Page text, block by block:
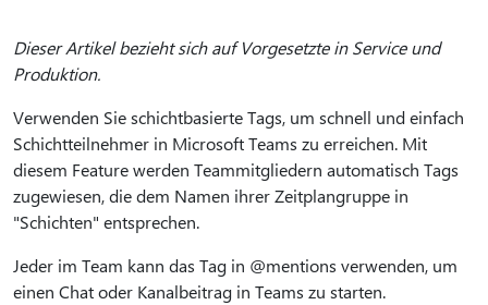
Dieser Artikel bezieht sich auf Vorgesetzte in Service und
Produktion.
Verwenden Sie schichtbasierte Tags, um schnell und einfach
Schichtteilnehmer in Microsoft Teams zu erreichen. Mit
diesem Feature werden Teammitgliedern automatisch Tags
zugewiesen, die dem Namen ihrer Zeitplangruppe in
"Schichten" entsprechen.
Jeder im Team kann das Tag in @mentions verwenden, um
einen Chat oder Kanalbeitrag in Teams zu starten.